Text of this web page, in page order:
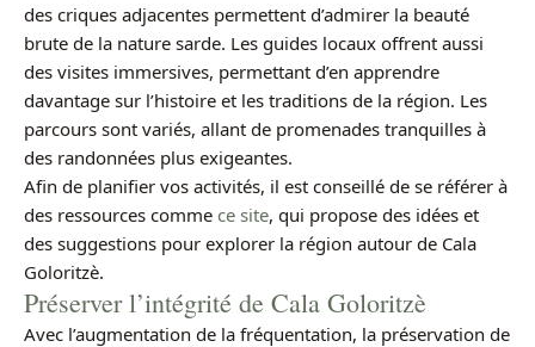
des criques adjacentes permettent d’admirer la beauté
brute de la nature sarde. Les guides locaux offrent aussi
des visites immersives, permettant d’en apprendre
davantage sur l’histoire et les traditions de la région. Les
parcours sont variés, allant de promenades tranquilles à
des randonnées plus exigeantes.
Afin de planifier vos activités, il est conseillé de se référer à
des ressources comme ce site, qui propose des idées et
des suggestions pour explorer la région autour de Cala
Goloritzè.
Préserver l’intégrité de Cala Goloritzè
Avec l’augmentation de la fréquentation, la préservation de